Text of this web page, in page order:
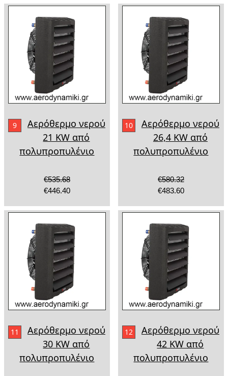
9
Αερόθερμο νερού
21 ΚW από
πολυπροπυλένιο
€535.68
€446.40
10
Αερόθερμο νερού
26,4 KW από
πολυπροπυλένιο
€580.32
€483.60
11
Αερόθερμο νερού
30 KW από
πολυπροπυλένιο
12
Αερόθερμο νερού
42 KW από
πολυπροπυλένιο